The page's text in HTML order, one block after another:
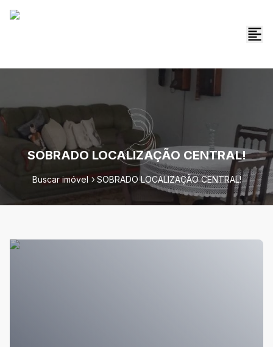
SOBRADO LOCALIZAÇÃO CENTRAL!
Buscar imóvel SOBRADO LOCALIZAÇÃO CENTRAL!